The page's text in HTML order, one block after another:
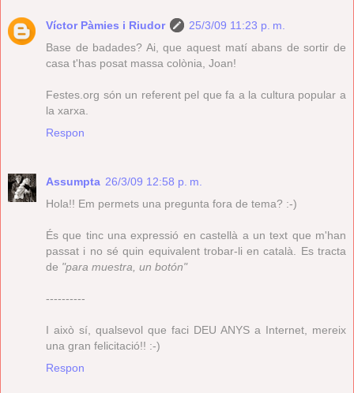
Víctor Pàmies i Riudor
25/3/09 11:23 p. m.
Base de badades? Ai, que aquest matí abans de sortir de
casa t'has posat massa colònia, Joan!
Festes.org són un referent pel que fa a la cultura popular a
la xarxa.
Respon
Assumpta 26/3/09 12:58 p. m.
Hola!! Em permets una pregunta fora de tema? :-)
És que tinc una expressió en castellà a un text que m'han
passat i no sé quin equivalent trobar-li en català. Es tracta
de "para muestra, un botón"
----------
I això sí, qualsevol que faci DEU ANYS a Internet, mereix
una gran felicitació!! :-)
Respon